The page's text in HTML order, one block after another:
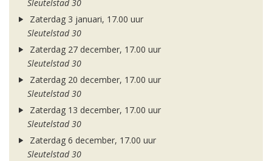
Sleutelstad 30
Zaterdag 3 januari, 17.00 uur
Sleutelstad 30
Zaterdag 27 december, 17.00 uur
Sleutelstad 30
Zaterdag 20 december, 17.00 uur
Sleutelstad 30
Zaterdag 13 december, 17.00 uur
Sleutelstad 30
Zaterdag 6 december, 17.00 uur
Sleutelstad 30